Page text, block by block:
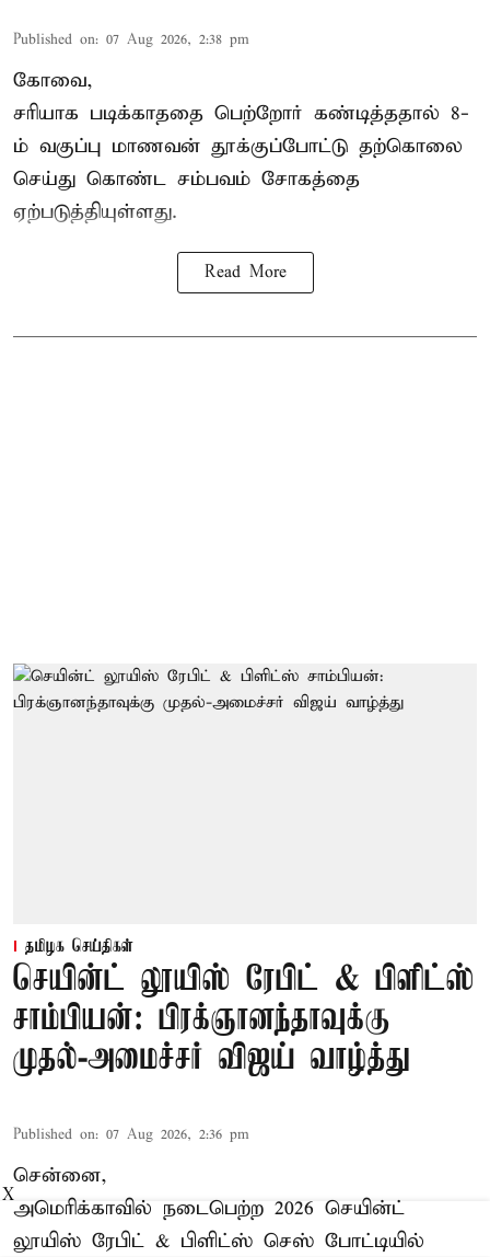
Published on: 07 Aug 2026, 2:38 pm
கோவை,
சரியாக படிக்காததை பெற்றோர் கண்டித்ததால் 8-
ம் வகுப்பு மாணவன் தூக்குப்போட்டு தற்கொலை
செய்து கொண்ட சம்பவம் சோகத்தை
ஏற்படுத்தியுள்ளது.
Read More
தமிழக செய்திகள்
செயின்ட் லூயிஸ் ரேபிட் & பிளிட்ஸ்
சாம்பியன்: பிரக்ஞானந்தாவுக்கு
முதல்-அமைச்சர் விஜய் வாழ்த்து
Published on: 07 Aug 2026, 2:36 pm
சென்னை,
அமெரிக்காவில் நடைபெற்ற 2026 செயின்ட்
லூயிஸ் ரேபிட் & பிளிட்ஸ் செஸ் போட்டியில்
X